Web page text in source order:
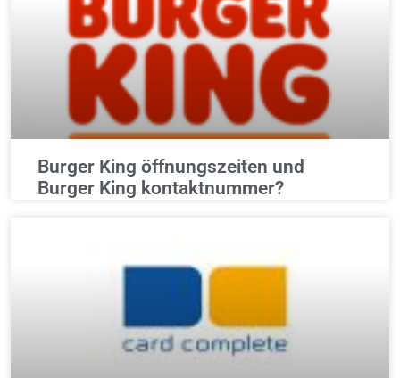
Burger King öffnungszeiten und
Burger King kontaktnummer?